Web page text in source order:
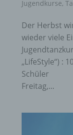
Jugendkurse,
Der Herbst
wieder viele
„LifeStyle“) :
Schüler
Freitag,...